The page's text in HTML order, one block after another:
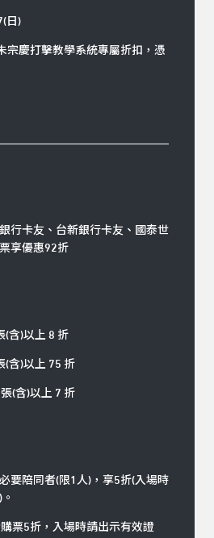
日)
宗慶打擊教學系統專屬折扣，憑
行卡友、台新銀行卡友、國泰世
享優惠92折
(含)以上 8 折
(含)以上 75 折
(含)以上 7 折
要陪同者(限1人)，享5折(入場時
票5折，入場時請出示有效證